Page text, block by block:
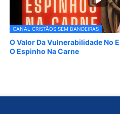
CANAL CRISTÃOS SEM BANDEIRAS
O Valor Da Vulnerabilidade No
O Espinho Na Carne